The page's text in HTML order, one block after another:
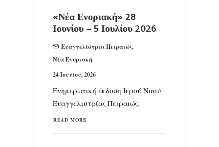
«Νέα Ενοριακή» 28
Ιουνίου – 5 Ιουλίου 2026
Ευαγγελίστρια Πειραιώς,
Νέα Ενοριακή
24 Ιουνίου, 2026
Ενημερωτική έκδοση Ιερού Ναού
Ευαγγελιστρίας Πειραιώς.
READ MORE